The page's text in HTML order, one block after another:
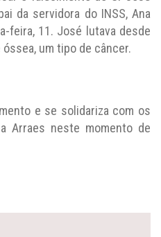
da servidora do INSS, Ana
feira, 11. José lutava desde
um tipo de câncer.
e se solidariza com os
Arraes neste momento de